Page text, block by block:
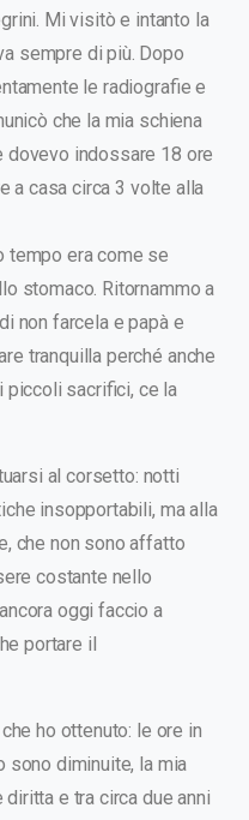
Mi visitò e intanto la
sempre di più. Dopo
le radiografie e
che la mia schiena
dovevo indossare 18 ore
a casa circa 3 volte alla
tempo era come se
stomaco. Ritornammo a
non farcela e papà e
tranquilla perché anche
piccoli sacrifici, ce la
al corsetto: notti
insopportabili, ma alla
che non sono affatto
costante nello
oggi faccio a
portare il
ho ottenuto: le ore in
diminuite, la mia
e tra circa due anni